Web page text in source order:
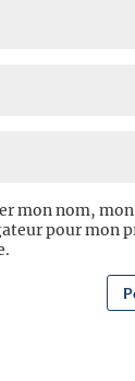
mon nom,
pour mon